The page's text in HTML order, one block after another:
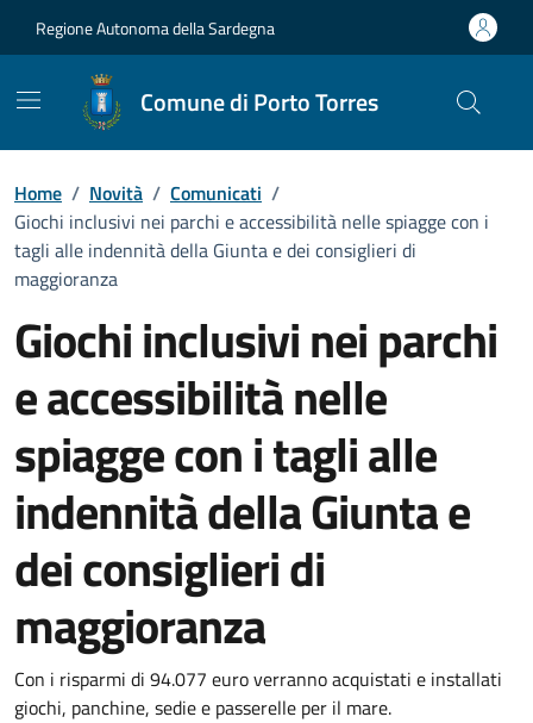
Regione Autonoma della Sardegna
Comune di Porto Torres
Home / Novità / Comunicati /
Giochi inclusivi nei parchi e accessibilità nelle spiagge con i
tagli alle indennità della Giunta e dei consiglieri di
maggioranza
Giochi inclusivi nei parchi
e accessibilità nelle
spiagge con i tagli alle
indennità della Giunta e
dei consiglieri di
maggioranza
Dettagli della notizia
Con i risparmi di 94.077 euro verranno acquistati e installati
giochi, panchine, sedie e passerelle per il mare.